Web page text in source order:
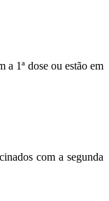
a 1ª dose ou estão em
com a segunda